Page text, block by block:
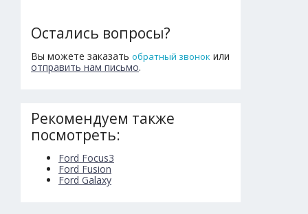
Остались вопросы?
Вы можете заказать обратный звонок или
отправить нам письмо.
Рекомендуем также
посмотреть:
Ford Focus3
Ford Fusion
Ford Galaxy